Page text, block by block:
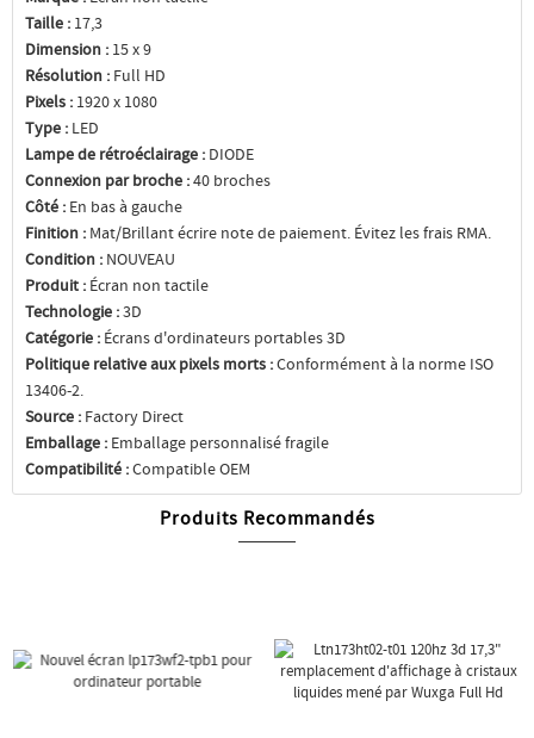
Taille : 17,3
Dimension : 15 x 9
Résolution : Full HD
Pixels : 1920 x 1080
Type : LED
Lampe de rétroéclairage : DIODE
Connexion par broche :40 broches
Côté : En bas à gauche
Finition : Mat/Brillant écrire note de paiement. Évitez les frais RMA.
Condition : NOUVEAU
Produit : Écran non tactile
Technologie :3D
Catégorie : Écrans d'ordinateurs portables 3D
Politique relative aux pixels morts :Conformément à la norme ISO
13406-2.
Source : Factory Direct
Emballage : Emballage personnalisé fragile
Compatibilité :Compatible OEM
Produits Recommandés